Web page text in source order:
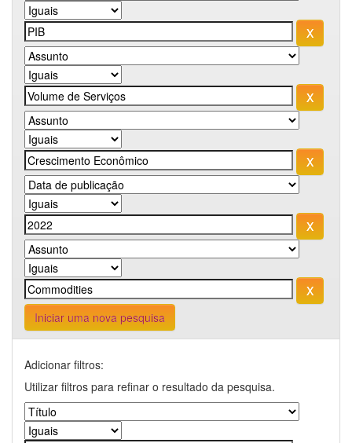
Iniciar uma nova pesquisa
Adicionar filtros:
Utilizar filtros para refinar o resultado da pesquisa.